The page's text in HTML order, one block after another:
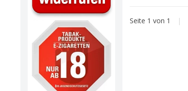
Seite 1 von 1 |